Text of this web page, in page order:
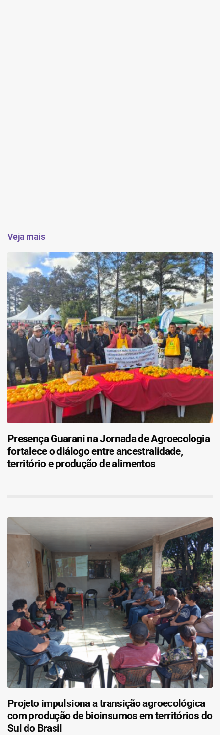
Veja mais
Presença Guarani na Jornada de Agroecologia
fortalece o diálogo entre ancestralidade,
território e produção de alimentos
Projeto impulsiona a transição agroecológica
com produção de bioinsumos em territórios do
Sul do Brasil